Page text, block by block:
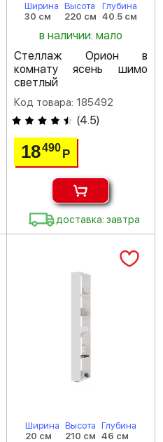
Ширина
30 см
Высота
220 см
Глубина
40.5 см
в наличии: мало
Стеллаж Орион в
комнату ясень шимо
светлый
Код товара: 185492
(4.5)
18490 Р
доставка: завтра
Ширина
20 см
Высота
210 см
Глубина
46 см